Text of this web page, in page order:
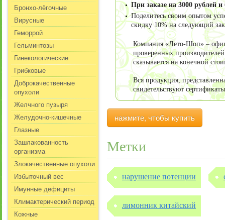
Бронхо-лёгочные
Вирусные
Геморрой
Гельминтозы
Гинекологические
Грибковые
Доброкачественные
опухоли
Желчного пузыря
Желудочно-кишечные
Глазные
Зашлакованность
организма
Злокачественные опухоли
Избыточный вес
Имунные дефициты
Климактерический период
Кожные
При заказе на 3000 рублей
Поделитесь своим опытом
скидку 10% на следующий
Компания «Лето-Шоп» –
проверенных
сказывается на конечной
Вся продукция,
свидетельствуют
нажмите, чтобы купить
Метки
нарушение потенции
лимонник китайский